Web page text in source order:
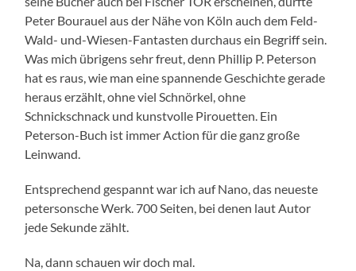
Peter Bourauel aus der Nähe von Köln auch dem Feld-
Wald- und-Wiesen-Fantasten durchaus ein Begriff sein.
Was mich übrigens sehr freut, denn Phillip P. Peterson
hat es raus, wie man eine spannende Geschichte gerade
heraus erzählt, ohne viel Schnörkel, ohne
Schnickschnack und kunstvolle Pirouetten. Ein
Peterson-Buch ist immer Action für die ganz große
Leinwand.
Entsprechend gespannt war ich auf Nano, das neueste
petersonsche Werk. 700 Seiten, bei denen laut Autor
jede Sekunde zählt.
Na, dann schauen wir doch mal.